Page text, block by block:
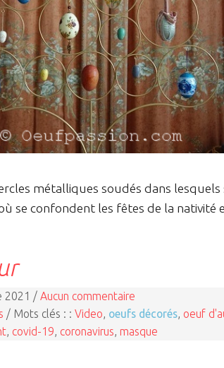
métalliques soudés dans
se confondent les fêtes de la nativité
2021 / Aucun commentaire
/ Mots clés : : Video, oeufs décorés, oeuf
, covid-19, coronavirus, masque